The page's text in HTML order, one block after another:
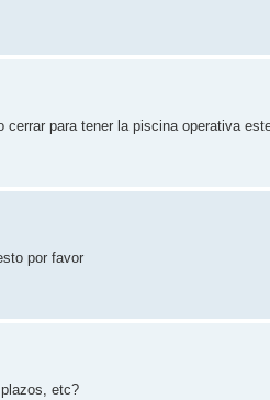
para tener la piscina operativa
por favor
etc?